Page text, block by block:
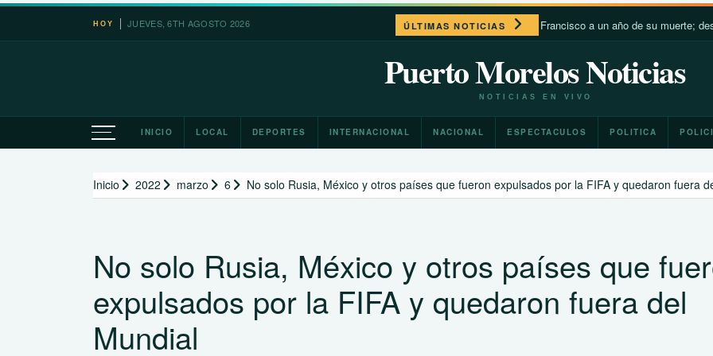
Saltar
HOY JUEVES, 6TH AGOSTO 2026 ÚLTIMAS NOTICIAS
León XIV recuerda a Francisco a un año de su muerte; destaca su
Puerto Morelos Noticias
NOTICIAS EN VIVO
INICIO LOCAL DEPORTES INTERNACIONAL NACIONAL ESPECTACULOS POLITICA
Inicio 2022 marzo 6 No solo Rusia, México y otros países que fueron expulsados por la FIFA y quedaron fuera
No solo Rusia, México y otros países que
expulsados por la FIFA y quedaron fuera del
Mundial